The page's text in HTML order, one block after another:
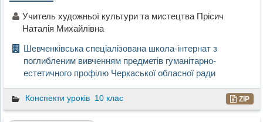
Учитель художньої культури та мистецтва Прісич
Наталія Михайлівна
Шевченківська спеціалізована школа-інтернат з
поглибленим вивченням предметів гуманітарно-
естетичного профілю Черкаської обласної ради
Конспекти уроків 10 клас ZIP